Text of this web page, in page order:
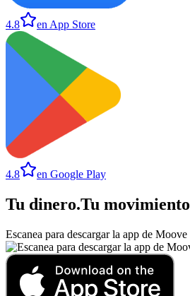
4.8 en App Store
4.8 en Google Play
Tu dinero.Tu movimiento
Escanea para descargar la app de Moove